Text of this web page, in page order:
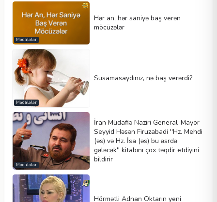
Məqalələr
Hər an, hər saniyə baş verən
möcüzələr
Məqalələr
Susamasaydınız, nə baş verərdi?
Məqalələr
İran Müdafiə Naziri General-Mayor
Seyyid Həsən Firuzabadi ''Hz. Mehdi
(əs) və Hz. İsa (əs) bu əsrdə
gələcək'' kitabını çox təqdir etdiyini
bildirir
Hörmətli Adnan Oktarın yeni